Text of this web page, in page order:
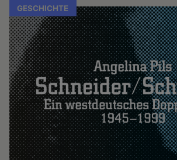
GESCHICHTE